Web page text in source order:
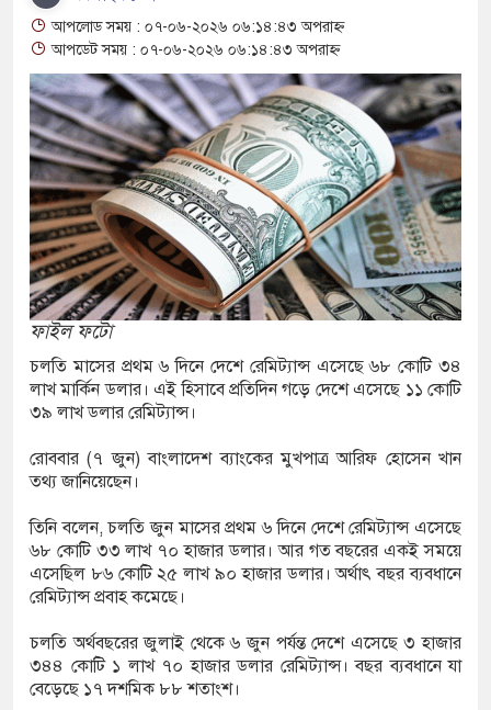
ইয়াবা, ট্যাপেন্টাডল ট্যাবলেট সহ মাদক কারবারী
মুখোমুখি সংঘর্ষে নিহত বেড়ে ৯
থেকে দ্বিতীয় দিন শেষ করল বাংলাদেশ
নিয়ে আরও ৩ শিশুর মৃত্যু
সেনাঘাঁটি ইরান সমর্থিত হুথির নিশানায়,
ইয়ুথ চেঞ্জমেকার্স নেটওয়ার্কের উদ্যোগে
বৃক্ষরোপণ ও চারা বিতরণ কর্মসূচির উদ্বোধন
আক্রান্ত অসহায় রোগীর পাশে পুঠিয়ার এসিল্যান্ড
পরিচয়ে দুইজন আটক, আবারও
‘মতিউর’! সন্দেহজনক চলাফেরায় প্রশ্ন
অনুমোদনহীন দই, মিষ্টি ও ঘি বিক্রেতাকে
আপলোড সময় : ০৭-০৬-২০২৬ ০৬:১৪:৪৩ অপরাহ্ন
আপডেট সময় : ০৭-০৬-২০২৬ ০৬:১৪:৪৩ অপরাহ্ন
ফাইল ফটো
চলতি মাসের প্রথম ৬ দিনে দেশে রেমিট্যান্স এসেছে ৬৮ কোটি ৩৪
লাখ মার্কিন ডলার। এই হিসাবে প্রতিদিন গড়ে দেশে এসেছে ১১ কোটি
৩৯ লাখ ডলার রেমিট্যান্স।
রোববার (৭ জুন) বাংলাদেশ ব্যাংকের মুখপাত্র আরিফ হোসেন খান
তথ্য জানিয়েছেন।
তিনি বলেন, চলতি জুন মাসের প্রথম ৬ দিনে দেশে রেমিট্যান্স এসেছে
৬৮ কোটি ৩৩ লাখ ৭০ হাজার ডলার। আর গত বছরের একই সময়ে
এসেছিল ৮৬ কোটি ২৫ লাখ ৯০ হাজার ডলার। অর্থাৎ বছর ব্যবধানে
রেমিট্যান্স প্রবাহ কমেছে।
চলতি অর্থবছরের জুলাই থেকে ৬ জুন পর্যন্ত দেশে এসেছে ৩ হাজার
৩৪৪ কোটি ১ লাখ ৭০ হাজার ডলার রেমিট্যান্স। বছর ব্যবধানে যা
বেড়েছে ১৭ দশমিক ৮৮ শতাংশ।